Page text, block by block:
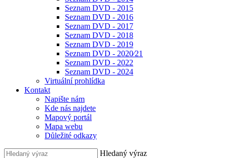
Seznam DVD - 2015
Seznam DVD - 2016
Seznam DVD - 2017
Seznam DVD - 2018
Seznam DVD - 2019
Seznam DVD - 2020⁄21
Seznam DVD - 2022
Seznam DVD - 2024
Virtuální prohlídka
Kontakt
Napište nám
Kde nás najdete
Mapový portál
Mapa webu
Důležité odkazy
Hledaný výraz